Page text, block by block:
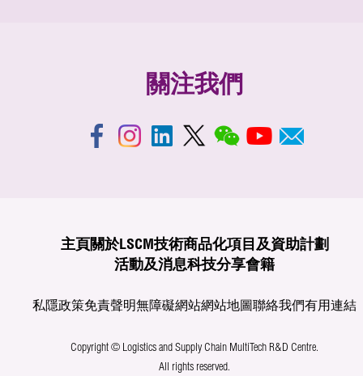
關注我們
主頁 關於LSCM技術商品化項目及資助計劃
活動及消息科技分享會籍
私隱政策免責聲明無障礙網站網站地圖聯絡我們有用連結
Copyright © Logistics and Supply Chain MultiTech R&D Centre.
All rights reserved.